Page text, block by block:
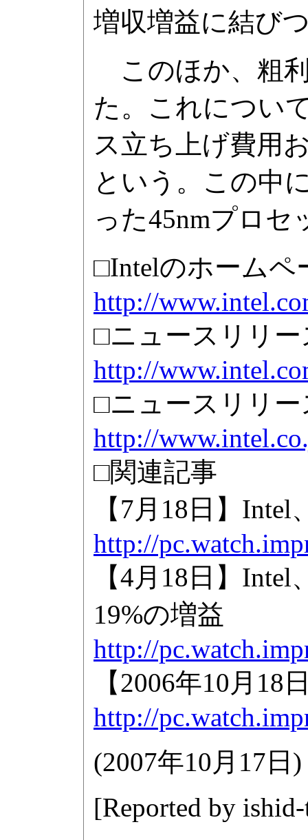
増収増益に結び
このほか、粗利
た。これについ
ス立ち上げ費用
という。この中
った45nmプロ
□Intelのホームペ
http://
□ニュースリリー
http://
□ニュースリリー
http://
□関連記事
【7月18日】
http://
【4月18日】
19%の増益
http://
【2006年10月
http://
(2007年10月17日 )
[Reported by